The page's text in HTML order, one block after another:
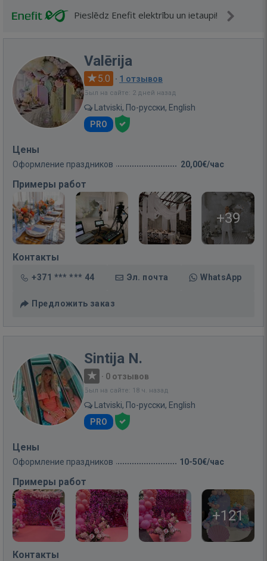
Pieslēdz Enefit elektrību un ietaupi!
Valērija
5.0 · 1 отзывов
Был на сайте: 2 дней назад
Latviski, По-русски, English
PRO
Цены
Оформление праздников 20,00€/час
Примеры работ
+39
Контакты
+371 *** *** 44 Эл. почта WhatsApp
Предложить заказ
Sintija N.
· 0 отзывов
Был на сайте: 18 ч. назад
Latviski, По-русски, English
PRO
Цены
Оформление праздников 10-50€/час
Примеры работ
+121
Контакты